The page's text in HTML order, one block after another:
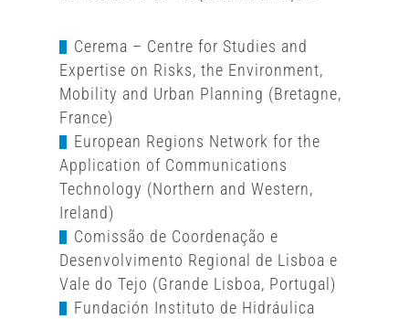
Cerema – Centre for Studies and
Expertise on Risks, the Environment,
Mobility and Urban Planning (Bretagne,
France)
European Regions Network for the
Application of Communications
Technology (Northern and Western,
Ireland)
Comissão de Coordenação e
Desenvolvimento Regional de Lisboa e
Vale do Tejo (Grande Lisboa, Portugal)
Fundación Instituto de Hidráulica